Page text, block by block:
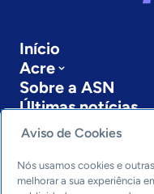
Início
Acre
Sobre a ASN
Últimas notícias
Entre em contato
Economia &
Aviso de Cookies
Nós usamos cookies e
melhorar a sua experiência